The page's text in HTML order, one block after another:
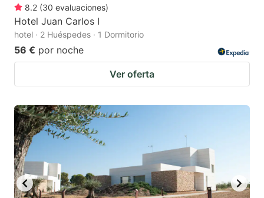
8.2 (30 evaluaciones)
Hotel Juan Carlos I
hotel · 2 Huéspedes · 1 Dormitorio
56 € por noche
Ver oferta